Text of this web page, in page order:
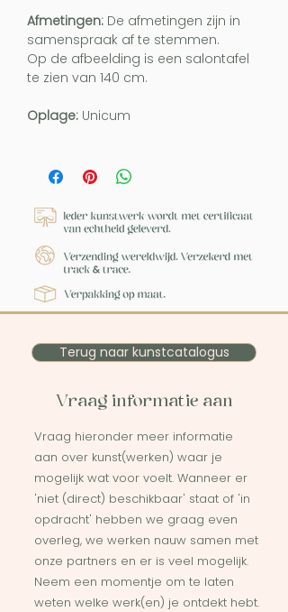
Afmetingen: De afmetingen zijn in
samenspraak af te stemmen.
Op de afbeelding is een salontafel
te zien van 140 cm.
Oplage: Unicum
Terug naar kunstcatalogus
Vraag informatie aan
Vraag hieronder meer informatie
aan over kunst(werken) waar je
mogelijk wat voor voelt. Wanneer er
'niet (direct) beschikbaar' staat of 'in
opdracht' hebben we graag even
overleg, we werken nauw samen met
onze partners en er is veel mogelijk.
Neem een momentje om te laten
weten welke werk(en) je ontdekt hebt.